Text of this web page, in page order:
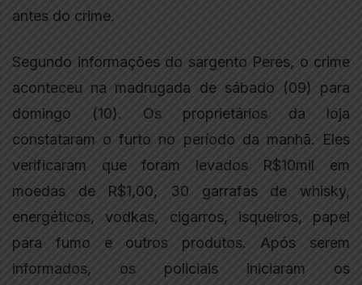
antes do crime.
Segundo informações do sargento Peres, o crime
aconteceu na madrugada de sábado (09) para
domingo (10). Os proprietários da loja
constataram o furto no período da manhã. Eles
verificaram que foram levados R$10mil em
moedas de R$1,00, 30 garrafas de whisky,
energéticos, vodkas, cigarros, isqueiros, papel
para fumo e outros produtos. Após serem
informados, os policiais iniciaram os